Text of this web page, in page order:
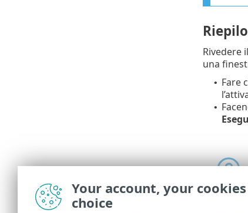
Rivedere
una
• Fare
•
Your account, your cookies
choice